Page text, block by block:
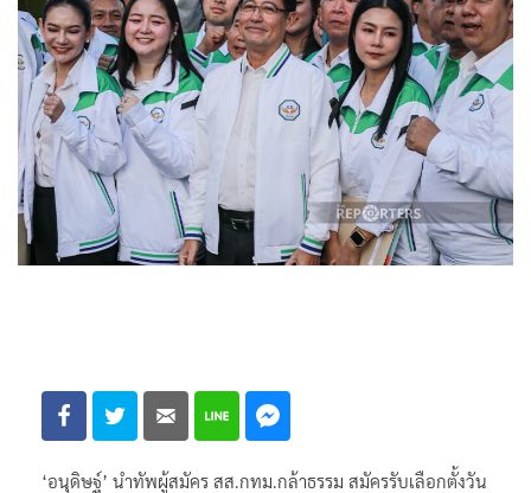
‘อนุดิษฐ์’ นำทัพผู้สมัคร สส.กทม.กล้าธรรม สมัครรับเลือกตั้งวัน